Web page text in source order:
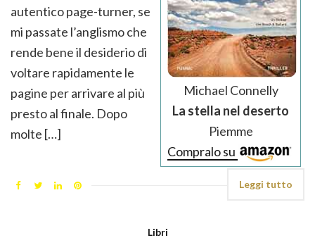
Michael Connelly
La stella nel deserto
Piemme
Compralo su
autentico page-turner, se
mi passate l’anglismo che
rende bene il desiderio di
voltare rapidamente le
pagine per arrivare al più
presto al finale. Dopo
molte […]
Leggi tutto
Libri